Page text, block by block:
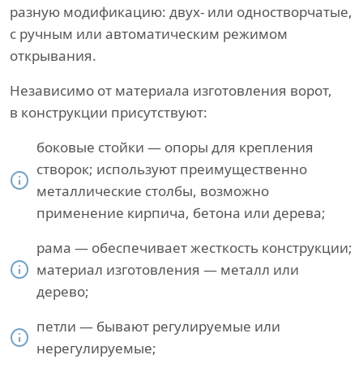
разную модификацию: двух- или одностворчатые,
с ручным или автоматическим режимом
открывания.
Независимо от материала изготовления ворот,
в конструкции присутствуют:
боковые стойки — опоры для крепления
створок; используют преимущественно
металлические столбы, возможно
применение кирпича, бетона или дерева;
рама — обеспечивает жесткость конструкции;
материал изготовления — металл или
дерево;
петли — бывают регулируемые или
нерегулируемые;